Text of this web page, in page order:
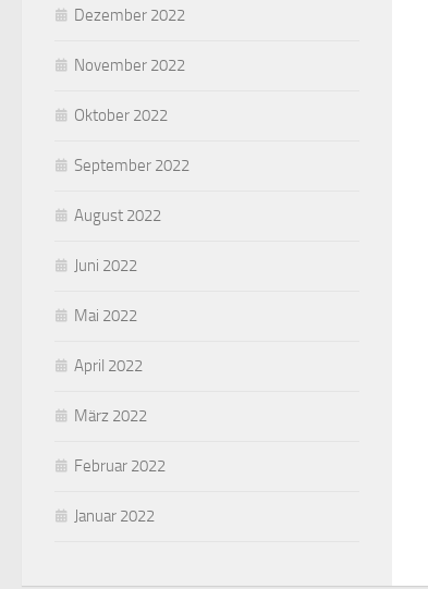
Dezember 2022
November 2022
Oktober 2022
September 2022
August 2022
Juni 2022
Mai 2022
April 2022
März 2022
Februar 2022
Januar 2022